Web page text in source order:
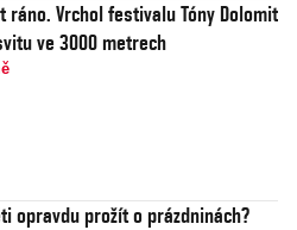
ráno. Vrchol festivalu Tóny Dolomit
ve 3000 metrech
opravdu prožít o prázdninách?